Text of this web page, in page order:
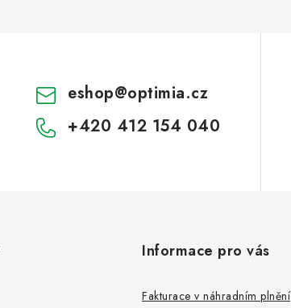
eshop@optimia.cz
+420 412 154 040
Informace pro vás
Fakturace v náhradním plnění